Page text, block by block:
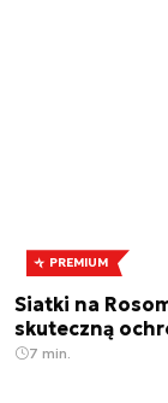
PREMIUM
Siatki na
skuteczną
7 min.